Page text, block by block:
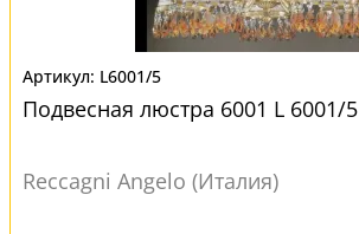
L6001/5
Подвесная люстра 6001 L 6001/5
Reccagni Angelo (Италия)